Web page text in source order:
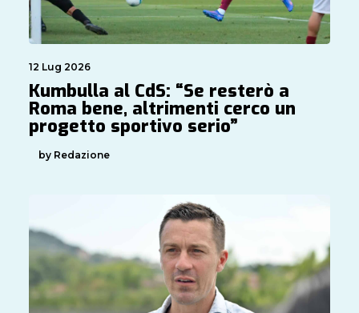
12 Lug 2026
Kumbulla al CdS: “Se resterò a
Roma bene, altrimenti cerco un
progetto sportivo serio”
by Redazione